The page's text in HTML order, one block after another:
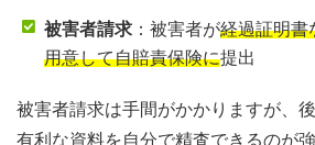
被害者請求 ：被害者が経過証明書
用意して自賠責保険に提出
被害者請求は手間がかかりますが、
有利な資料を自分で精査できるのが